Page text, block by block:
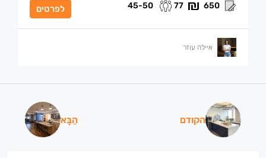
650
77
45-50 לפרטים
איילה עוזר
הקודם הַבָּא